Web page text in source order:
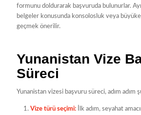
formunu doldurarak başvuruda bulunurlar.
belgeler konusunda konsolosluk veya
geçmek önerilir.
Yunanistan Vize
Süreci
Yunanistan vizesi başvuru süreci, adım adım
Vize türü seçimi:İlk adım, seyahat